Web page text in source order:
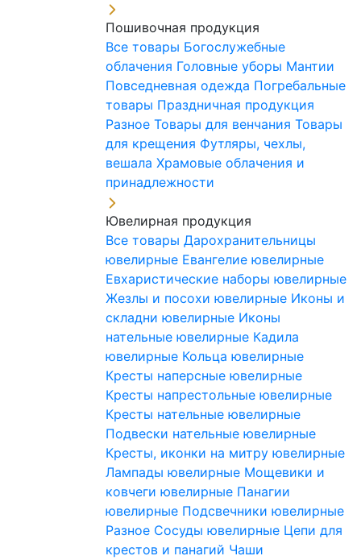
Пошивочная продукция
Все товары Богослужебные
облачения Головные уборы Мантии
Повседневная одежда Погребальные
товары Праздничная продукция
Разное Товары для венчания Товары
для крещения Футляры, чехлы,
вешала Храмовые облачения и
принадлежности
Ювелирная продукция
Все товары Дарохранительницы
ювелирные Евангелие ювелирные
Евхаристические наборы ювелирные
Жезлы и посохи ювелирные Иконы и
складни ювелирные Иконы
нательные ювелирные Кадила
ювелирные Кольца ювелирные
Кресты наперсные ювелирные
Кресты напрестольные ювелирные
Кресты нательные ювелирные
Подвески нательные ювелирные
Кресты, иконки на митру ювелирные
Лампады ювелирные Мощевики и
ковчеги ювелирные Панагии
ювелирные Подсвечники ювелирные
Разное Сосуды ювелирные Цепи для
крестов и панагий Чаши